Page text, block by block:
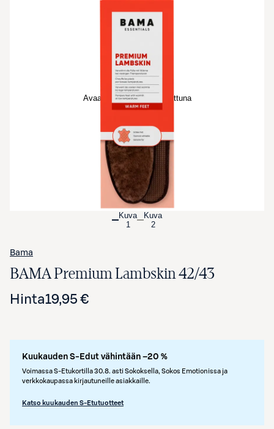
Avaa tuotekuva suurennettuna
Kuva
1
Kuva
2
Bama
BAMA Premium Lambskin 42/43
Hinta19,95 €
Kuukauden S-Edut vähintään –20 %
Voimassa S-Etukortilla 30.8. asti Sokoksella, Sokos Emotionissa ja
verkkokaupassa kirjautuneille asiakkaille.
Katso kuukauden S-Etutuotteet